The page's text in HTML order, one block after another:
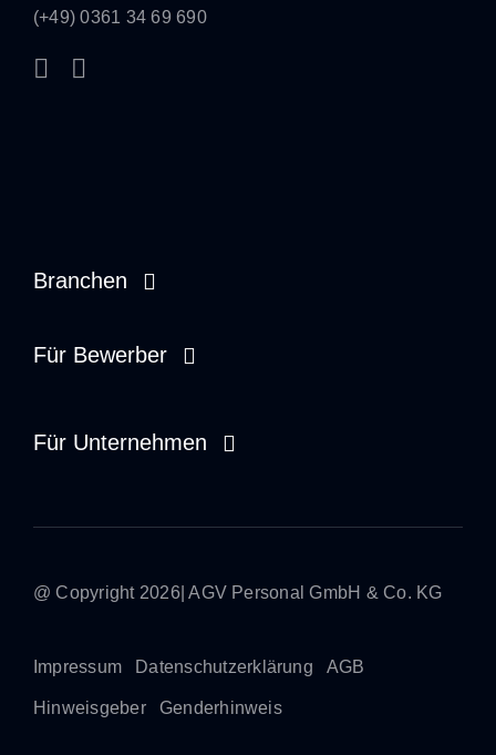
(+49) 0361 34 69 690
Branchen
Rzemiosło i przemysł
Für Bewerber
Für Unternehmen
Bezpośrednie umieszczenie
@ Copyright 2026| AGV Personal GmbH & Co. KG
Impressum Datenschutzerklärung AGB
Hinweisgeber Genderhinweis